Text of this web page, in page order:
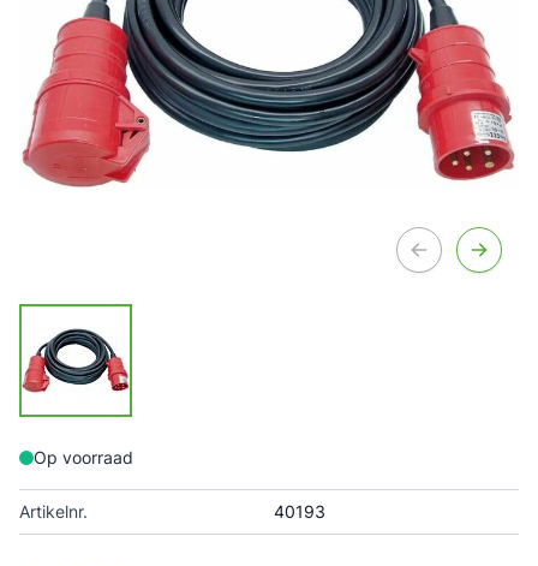
Op voorraad
Artikelnr. 40193